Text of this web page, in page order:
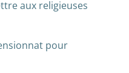
aux religieuses
pour